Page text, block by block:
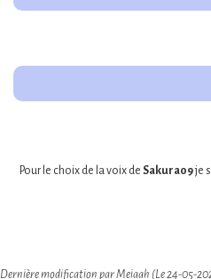
Pour le choix de la voix de Sakura09je
Dernière modification par Meiaah (Le 24-05-